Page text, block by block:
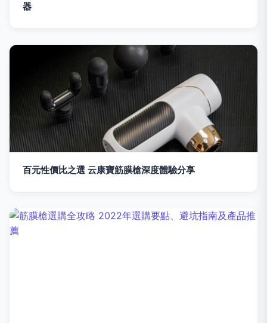
器
百元性價比之選 云康寶筋膜槍深度體驗分享